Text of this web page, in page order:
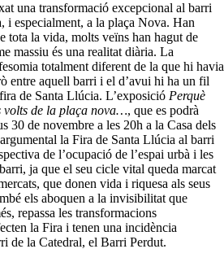
una transformació excepcional al barri
i especialment, a la plaça Nova. Han
tota la vida, molts veïns han hagut de
massiu és una realitat diària. La
totalment diferent de la que hi havia
entre aquell barri i el d’avui hi ha un fil
de Santa Llúcia. L’exposició Perquè
de la plaça nova…, que es podrà
30 de novembre a les 20h a la Casa dels
la Fira de Santa Llúcia al barri
de l’ocupació de l’espai urbà i les
ja que el seu cicle vital queda marcat
que donen vida i riquesa als seus
els aboquen a la invisibilitat que
repassa les transformacions
la Fira i tenen una incidència
de la Catedral, el Barri Perdut.